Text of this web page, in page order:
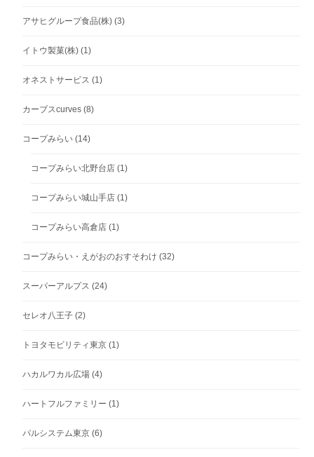
アサヒグループ食品(株) (3)
イトウ製菓(株) (1)
オネストサービス (1)
カーブスcurves (8)
コープみらい (14)
コープみらい北野台店 (1)
コープみらい城山手店 (1)
コープみらい高倉店 (1)
コープみらい・えがおのおすそわけ (32)
スーパーアルプス (24)
セレオ八王子 (2)
トヨタモビリティ東京 (1)
ハカルワカル広場 (4)
ハートフルファミリー (1)
パルシステム東京 (6)